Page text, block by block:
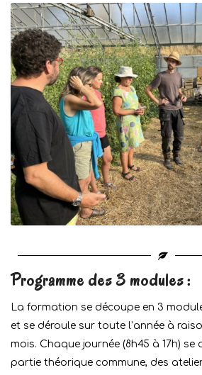
Programme des 3 modules :
La formation se découpe en 3
et se déroule sur toute l’année à
mois. Chaque journée (8h45 à 17h) se
partie théorique commune, des